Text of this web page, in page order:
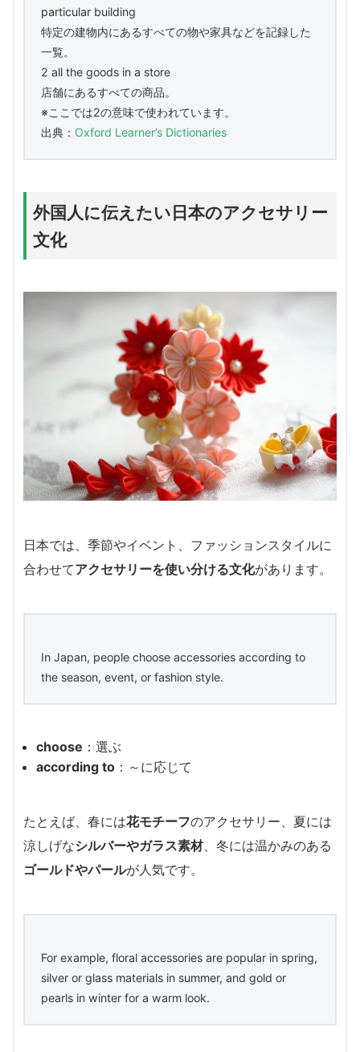
particular building
特定の建物内にあるすべての物や家具などを記録した
一覧。
2 all the goods in a store
店舗にあるすべての商品。
※ここでは2の意味で使われています。
出典： Oxford Learner’s Dictionaries
外国人に伝えたい日本のアクセサリー
文化
日本では、季節やイベント、ファッションスタイルに
合わせてアクセサリーを使い分ける文化があります。
In Japan, people choose accessories according to
the season, event, or fashion style.
choose ：選ぶ
according to ：～に応じて
たとえば、春には花モチーフのアクセサリー、夏には
涼しげなシルバーやガラス素材、冬には温かみのある
ゴールドやパールが人気です。
For example, floral accessories are popular in spring,
silver or glass materials in summer, and gold or
pearls in winter for a warm look.